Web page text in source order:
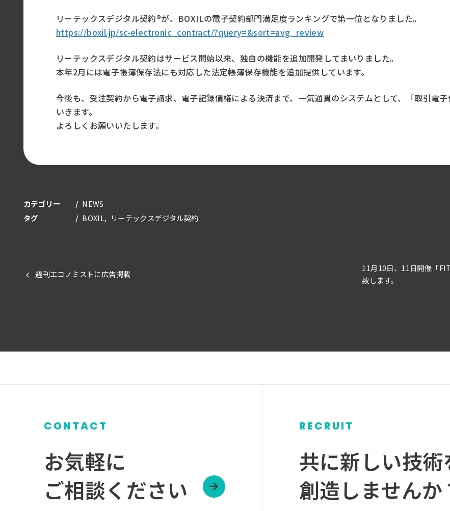
リーテックスデジタル契約®︎が、BOXILの電子契約部門満足度ランキングで第一位となりました。
https://boxil.jp/sc-electronic_contract/?query=&sort=avg_review
リーテックスデジタル契約はサービス開始以来、独自の機能を追加開発してまいりました。
本年2月には電子帳簿保存法にも対応した法定帳簿保存機能を追加提供しています。
今後も、受注契約から電子請求、電子記録債権による決済まで、一気通貫のシステムとして、「取引電
いきます。
よろしくお願いいたします。
カテゴリー
NEWS
タグ
BOXIL リーテックスデジタル契約
週刊エコノミストに広告掲載
11月10日、11日開催「
致します。
CONTACT
お気軽に
ご相談ください
RECRUIT
共に新しい技術
創造しませんか
ー
リ
ン